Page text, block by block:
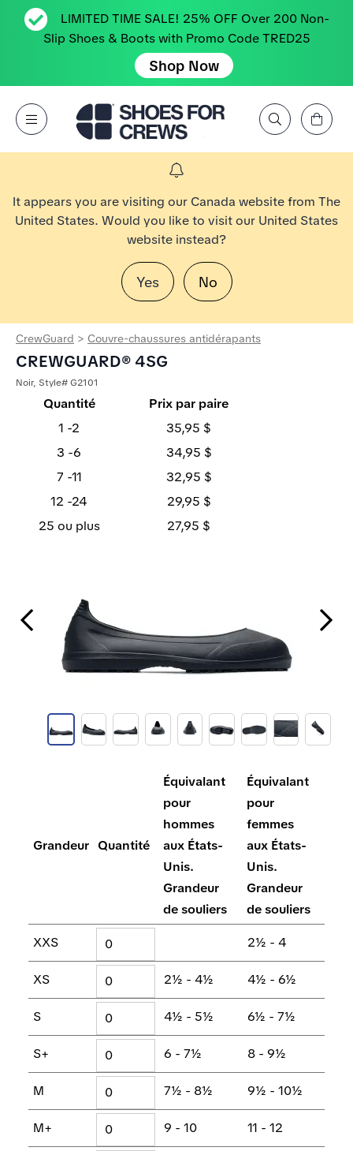
LIMITED TIME SALE! 25% OFF Over 200 Non-
Slip Shoes & Boots with Promo Code TRED25
Shop Now
Open Menu
Aller à la page d’accueil Shoes For Crews
Rechercher par marque, caractéristique, style, couleur, etc.
Affichez le panier
It appears you are visiting our Canada website from The
United States. Would you like to visit our United States
website instead?
Yes No
CrewGuard > Couvre-chaussures antidérapants
CREWGUARD® 4SG
Noir, Style# G2101
Quantité
Prix par paire
1 -2
35,95 $
3 -6
34,95 $
7 -11
32,95 $
12 -24
29,95 $
25 ou plus
27,95 $
Previous Slide Next Slide
Grandeur Quantité
Équivalant
pour
hommes
aux États-
Unis.
Grandeur
de souliers
Équivalant
pour
femmes
aux États-
Unis.
Grandeur
de souliers
XXS
2½ - 4
XS 2½ - 4½ 4½ - 6½
S 4½ - 5½ 6½ - 7½
S+ 6 - 7½ 8 - 9½
M 7½ - 8½ 9½ - 10½
M+ 9 - 10 11 - 12